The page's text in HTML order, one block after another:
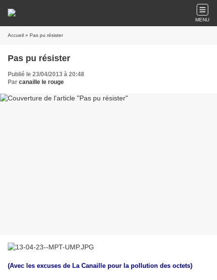
MENU
Accueil » Pas pu résister
Pas pu résister
Publié le 23/04/2013 à 20:48
Par canaille le rouge
(Avec les excuses de La Canaille pour la pollution des octets)